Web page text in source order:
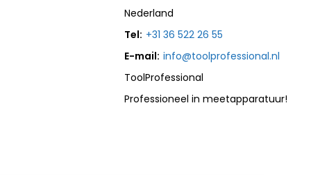
Nederland
Tel: +31 36 522 26 55
E-mail: info@toolprofessional.nl
ToolProfessional
Professioneel in meetapparatuur!